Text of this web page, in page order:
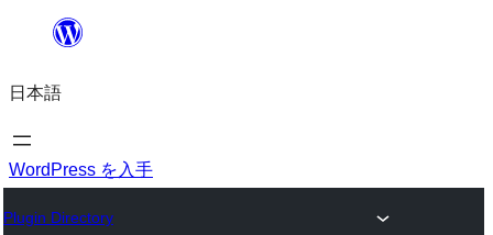
を
ス
キ
プ
日本語
WordPress を入手
Plugin Directory